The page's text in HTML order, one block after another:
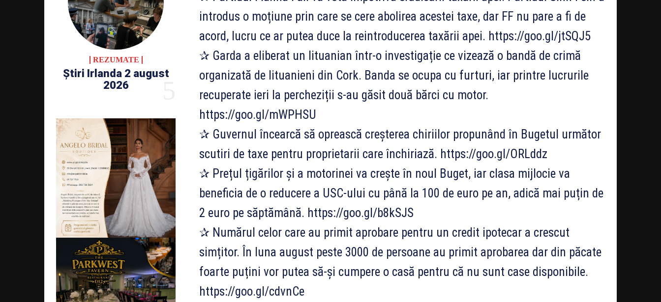
REZUMATE
Știri Irlanda 2 august
2026
introdus o moțiune prin care se cere abolirea acestei taxe, dar FF nu pare a fi de
acord, lucru ce ar putea duce la reintroducerea taxării apei. https://goo.gl/jtSQJ5
✰ Garda a eliberat un lituanian într-o investigație ce vizează o bandă de crimă
organizată de lituanieni din Cork. Banda se ocupa cu furturi, iar printre lucrurile
recuperate ieri la percheziții s-au găsit două bărci cu motor.
https://goo.gl/mWPHSU
✰ Guvernul încearcă să oprească creșterea chiriilor propunând în Bugetul următor
scutiri de taxe pentru proprietarii care închiriază. https://goo.gl/ORLddz
✰ Prețul țigărilor și a motorinei va crește în noul Buget, iar clasa mijlocie va
beneficia de o reducere a USC-ului cu până la 100 de euro pe an, adică mai puțin de
2 euro pe săptămână. https://goo.gl/b8kSJS
✰ Numărul celor care au primit aprobare pentru un credit ipotecar a crescut
simțitor. În luna august peste 3000 de persoane au primit aprobarea dar din păcate
foarte puțini vor putea să-și cumpere o casă pentru că nu sunt case disponibile.
https://goo.gl/cdvnCe